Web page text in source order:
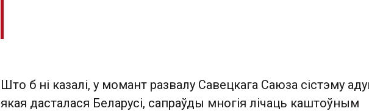
Што б ні казалі, у момант развалу Савецкага Саюза сістэму
якая дасталася Беларусі, сапраўды многія лічаць каштоўным